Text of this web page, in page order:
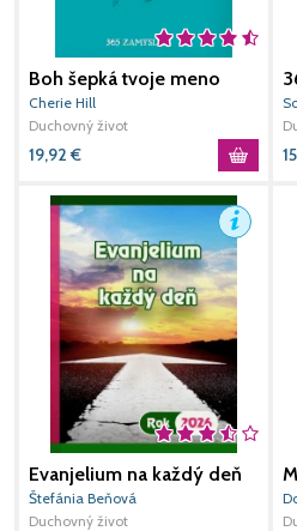
Boh šepká tvoje meno
Cherie Hill
Duchovný život
19,92 €
Evanjelium na každý deň
rok 2026
Štefánia Beňová
Duchovný život